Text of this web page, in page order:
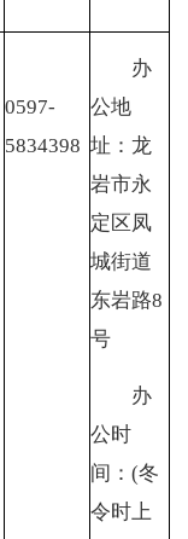
0597-
5834398
办
公地
址：龙
岩市永
定区凤
城街道
东岩路8
号
办
公时
间： (冬
令时上